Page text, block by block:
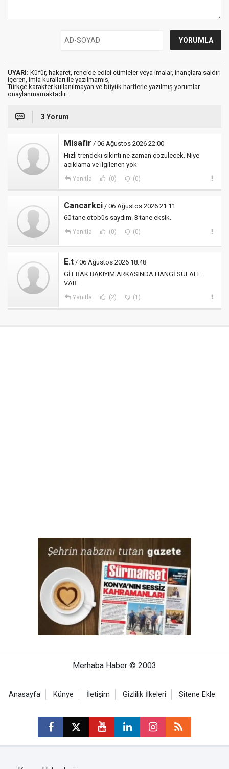
UYARI: Küfür, hakaret, rencide edici cümleler veya imalar, inançlara saldırı
içeren, imla kuralları ile yazılmamış,
Türkçe karakter kullanılmayan ve büyük harflerle yazılmış yorumlar
onaylanmamaktadır.
3 Yorum
Misafir / 06 Ağustos 2026 22:00
Hızlı trendeki sıkıntı ne zaman çözülecek. Niye
açıklama ve ilgilenen yok
Yanıtla (0) (0)
Cancarkci / 06 Ağustos 2026 21:11
60 tane otobüs saydım. 3 tane eksik.
Yanıtla (0) (0)
E.t / 06 Ağustos 2026 18:48
GİT BAK BAKIYIM ARKASINDA HANGİ SÜLALE
VAR.
Yanıtla (2) (1)
Merhaba Haber © 2003
Anasayfa Künye İletişim Gizlilik İlkeleri Sitene Ekle